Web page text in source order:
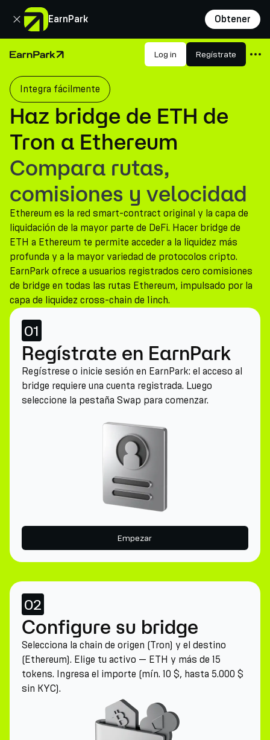
EarnPark Obtener
Cerrar
Página de inicio Log in Regístrate
Productos
Mercados
Calculadoras
PARK Token
Recursos
Compañía
Integra fácilmente
Haz bridge de ETH de
Tron a Ethereum
Compara rutas,
comisiones y velocidad
Ethereum es la red smart-contract original y la capa de
liquidación de la mayor parte de DeFi. Hacer bridge de
ETH a Ethereum te permite acceder a la liquidez más
profunda y a la mayor variedad de protocolos cripto.
EarnPark ofrece a usuarios registrados cero comisiones
de bridge en todas las rutas Ethereum, impulsado por la
capa de liquidez cross-chain de 1inch.
01
Regístrate en EarnPark
Regístrese o inicie sesión en EarnPark: el acceso al
bridge requiere una cuenta registrada. Luego
seleccione la pestaña Swap para comenzar.
Empezar
02
Configure su bridge
Selecciona la chain de origen (Tron) y el destino
(Ethereum). Elige tu activo — ETH y más de 15
tokens. Ingresa el importe (mín. 10 $, hasta 5.000 $
sin KYC).